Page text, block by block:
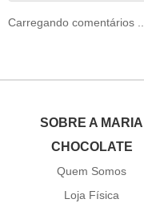
Carregando comentários ...
SOBRE A MARIA
CHOCOLATE
Quem Somos
Loja Física